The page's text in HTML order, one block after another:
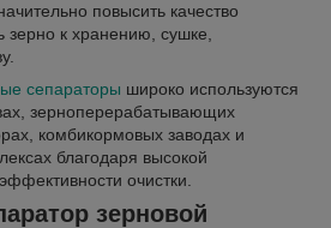
повысить качество
зерно к хранению, сушке,
сепараторы широко используются
зерноперерабатывающих
комбикормовых заводах и
благодаря высокой
очистки.
зерновой